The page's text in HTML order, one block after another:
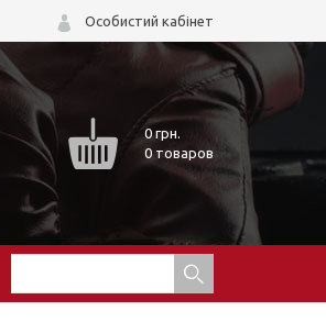
Особистий кабінет
0грн.
0 товаров